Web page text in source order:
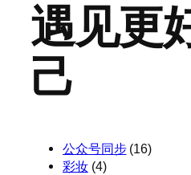
遇见更
己
公众号同步(16)
彩妆(4)